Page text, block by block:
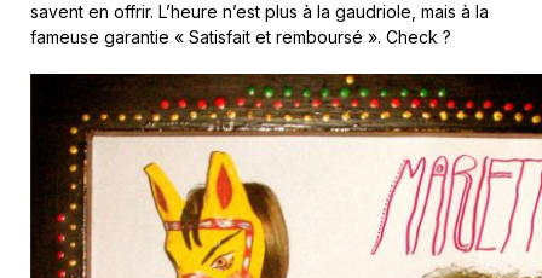
savent en offrir. L’heure n’est plus à la gaudriole, mais à la
fameuse garantie « Satisfait et remboursé ». Check ?